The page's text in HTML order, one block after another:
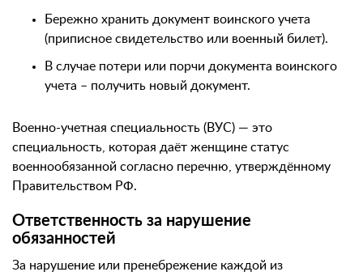
Бережно хранить документ воинского учета
(приписное свидетельство или военный билет).
В случае потери или порчи документа воинского
учета – получить новый документ.
Военно-учетная специальность (ВУС) — это
специальность, которая даёт женщине статус
военнообязанной согласно перечню, утверждённому
Правительством РФ.
Ответственность за нарушение
обязанностей
За нарушение или пренебрежение каждой из